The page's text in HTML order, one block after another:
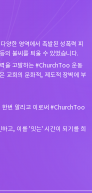
양한 영역에서 촉발된 성폭력 피
의 불씨를 틔울 수 있었습니다.
을 고발하는 #ChurchToo 운동
교회의 문화적, 제도적 장벽에 부
한번 알리고 이로써 #ChurchToo
고, 이를 '잇는' 시간이 되기를 희